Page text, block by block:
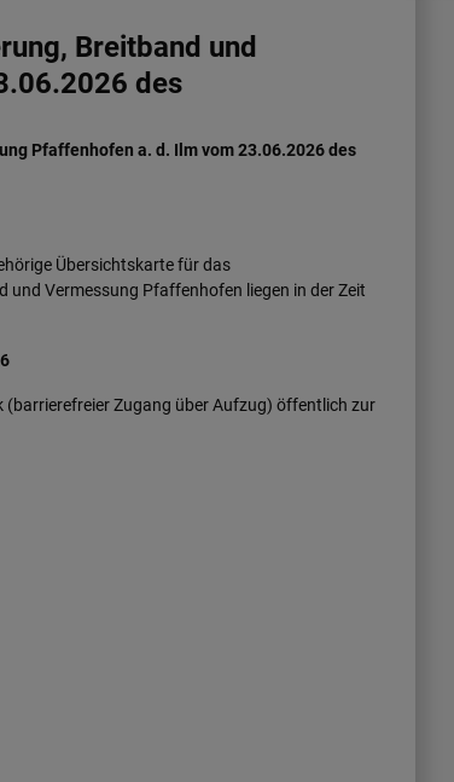
Breitband und
des
Pfaffenhofen a. d. Ilm vom 23.06.2026 des
Übersichtskarte für das
und Vermessung Pfaffenhofen liegen in der Zeit
(barrierefreier Zugang über Aufzug) öffentlich zur